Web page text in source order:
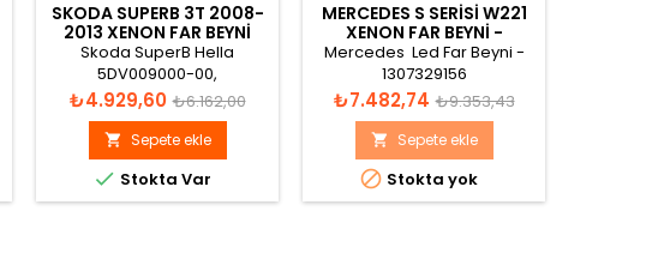
SKODA SUPERB 3T 2008-
2013 XENON FAR BEYNI
5M0907391
Skoda SuperB Hella
5DV009000-00,
5DV00900000, 5M0907391
Xenon Far Beyni
Fiyat
₺4.929,60 Normal
fiyat
₺6.162,00
 Sepete ekle
 Stokta Var
MERCEDES S SERISI W221
XENON FAR BEYNI -
A2219000701
Mercedes Led Far Beyni -
1307329156
Fiyat
₺7.482,74 Normal
fiyat
₺9.353,43
 Sepete ekle
 Stokta yok